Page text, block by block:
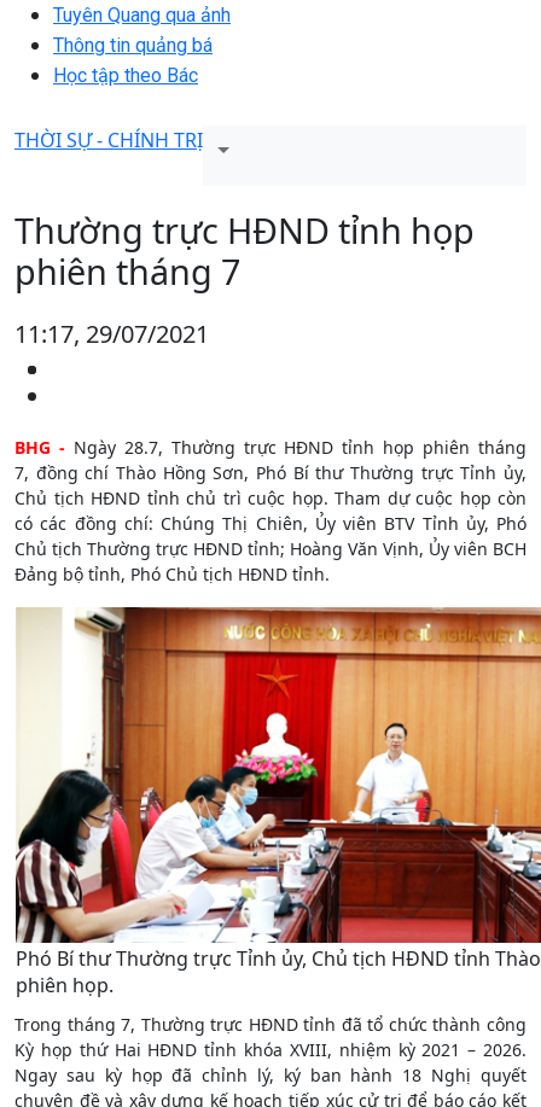
Tuyên Quang qua ảnh
Thông tin quảng bá
Học tập theo Bác
THỜI SỰ - CHÍNH TRỊ
Thường trực HĐND tỉnh họp
phiên tháng 7
11:17, 29/07/2021
BHG - Ngày 28.7, Thường trực HĐND tỉnh họp phiên tháng
7, đồng chí Thào Hồng Sơn, Phó Bí thư Thường trực Tỉnh ủy,
Chủ tịch HĐND tỉnh chủ trì cuộc họp. Tham dự cuộc họp còn
có các đồng chí: Chúng Thị Chiên, Ủy viên BTV Tỉnh ủy, Phó
Chủ tịch Thường trực HĐND tỉnh; Hoàng Văn Vịnh, Ủy viên BCH
Đảng bộ tỉnh, Phó Chủ tịch HĐND tỉnh.
Phó Bí thư Thường trực Tỉnh ủy, Chủ tịch HĐND tỉnh
phiên họp.
Trong tháng 7, Thường trực HĐND tỉnh đã tổ chức thành công
Kỳ họp thứ Hai HĐND tỉnh khóa XVIII, nhiệm kỳ 2021 – 2026.
Ngay sau kỳ họp đã chỉnh lý, ký ban hành 18 Nghị quyết
chuyên đề và xây dựng kế hoạch tiếp xúc cử tri để báo cáo kết